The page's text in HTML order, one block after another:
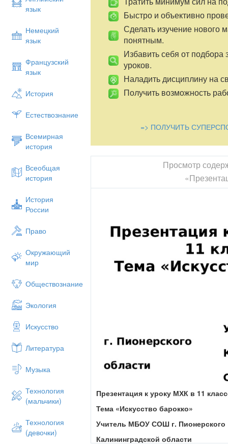
язык
Немецкий
язык
Французский
язык
История
Естествознание
Всемирная
история
Всеобщая
история
История
России
Право
Окружающий
мир
Обществознание
Экология
Искусство
Литература
Музыка
Технология
(мальчики)
Технология
(девочки)
Быстро и объективно
Сделать изучение нового
понятным.
Избавить себя от подбора
уроков.
Наладить дисциплину на
Получить возможность
=> ПОЛУЧИТЬ
Просмотр
Презентация к уроку МХК в 11
Тема «Искусство барокко»
Учитель МБОУ СОШ г. Пионерского
Калининградской области